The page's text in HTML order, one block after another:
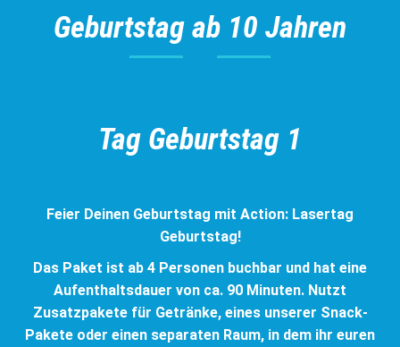
Geburtstag ab 10 Jahren
Tag Geburtstag 1
Feier Deinen Geburtstag mit Action: Lasertag
Geburtstag!
Das Paket ist ab 4 Personen buchbar und hat eine
Aufenthaltsdauer von ca. 90 Minuten. Nutzt
Zusatzpakete für Getränke, eines unserer Snack-
Pakete oder einen separaten Raum, in dem ihr euren